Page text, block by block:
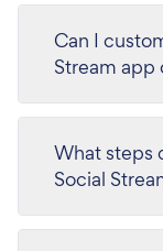
Can I
Stream app
What steps
Social